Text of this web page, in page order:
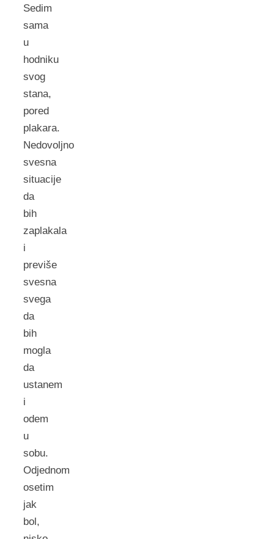
Sedim
sama
u
hodniku
svog
stana,
pored
plakara.
Nedovoljno
svesna
situacije
da
bih
zaplakala
i
previše
svesna
svega
da
bih
mogla
da
ustanem
i
odem
u
sobu.
Odjednom
osetim
jak
bol,